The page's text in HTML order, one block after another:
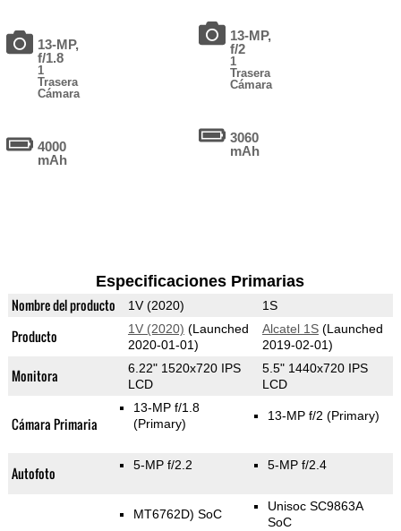
13-MP,
f/1.8
1
Trasera
Cámara
4000
mAh
13-MP,
f/2
1
Trasera
Cámara
3060
mAh
Especificaciones Primarias
Nombre del producto 1V (2020) 1S
Producto 1V (2020) (Launched
2020-01-01)
Alcatel 1S(Launched
2019-02-01)
Monitora
6.22" 1520x720 IPS
LCD
5.5" 1440x720 IPS
LCD
Cámara Primaria
13-MP f/1.8
(Primary)
13-MP f/2 (Primary)
Autofoto 5-MP f/2.2 5-MP f/2.4
MT6762D) SoC
Unisoc SC9863A
SoC